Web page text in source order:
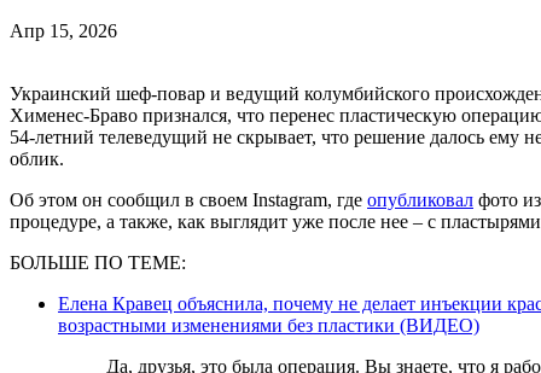
Апр 15, 2026
Украинский шеф-повар и ведущий колумбийского
Хименес-Браво признался, что перенес пластическую
54-летний телеведущий не скрывает, что решение далось ему
облик.
Об этом он сообщил в своем Instagram, где опубликовал фото
процедуре, а также, как выглядит уже после нее – с
БОЛЬШЕ ПО ТЕМЕ:
Елена Кравец объяснила, почему не делает инъекции
возрастными изменениями без пластики (ВИДЕО)
Да, друзья, это была операция. Вы знаете, что я работаю на телевидении, и для меня важно